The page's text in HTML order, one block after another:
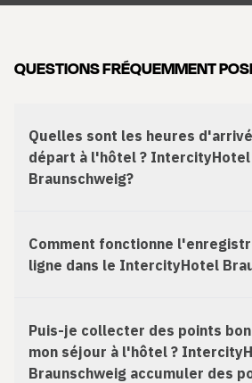
QUESTIONS FRÉQUEMMENT
Quelles sont les heures
départ à l'hôtel ? IntercityHotel
Braunschweig?
Comment fonctionne
ligne dans le IntercityHotel
Puis-je collecter des points
mon séjour à l'hôtel ?
Braunschweig accumuler des